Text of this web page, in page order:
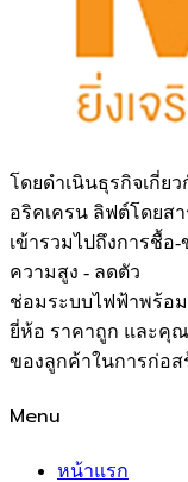
โดยดำเนินธุรกิจเกี่ย
อริคเครน ลิฟต์โดยส
เข้ารวมไปถึงการชื้อ
ความสูง - ลดตัว
ช่อมระบบไฟฟ้าพร้อ
ยี่ห้อ ราคาถูก และคุ
ของลูกค้าในการก่อส
Menu
หน้าแรก